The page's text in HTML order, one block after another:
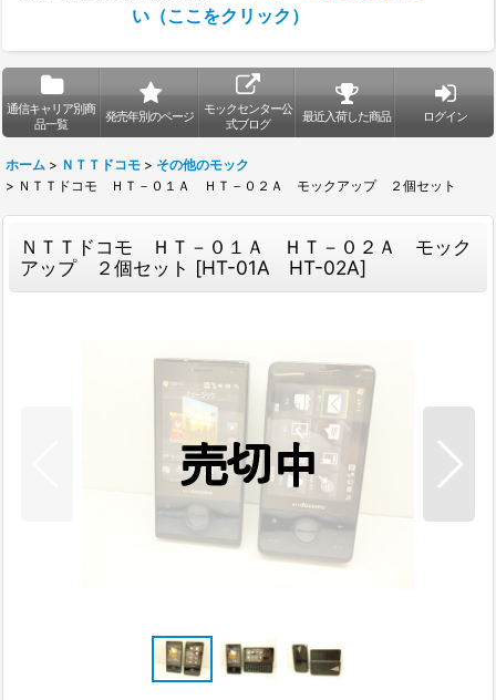
い（ここをクリック）
通信キャリア別商
品一覧
発売年別のページ
モックセンター公
式ブログ
最近入荷した商品 ログイン
ホーム > ＮＴＴドコモ > その他のモック
> ＮＴＴドコモ ＨＴ－０１Ａ ＨＴ－０２Ａ モックアップ ２個セット
ＮＴＴドコモ ＨＴ－０１Ａ ＨＴ－０２Ａ モック
アップ ２個セット [HT-01A HT-02A]